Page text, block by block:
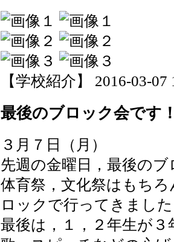
【学校紹介】 2016-03-07
最後のブロック会です
３月７日（月）
先週の金曜日，最後の
体育祭，文化祭はもち
ロックで行ってきまし
最後は，１，２年生が